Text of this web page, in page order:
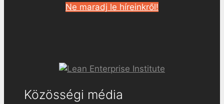
Ne maradj le híreinkről!
Közösségi média